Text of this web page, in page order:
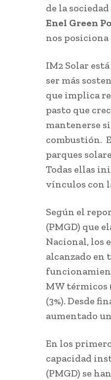
de la
Enel Green
nos posiciona
IM2 Solar
ser más
que implica
pasto que
mantenerse
combustión.
parques
Todas ellas
vínculos con
Según el
(PMGD) que
Nacional, los
alcanzado en
MW térmicos
(3%). Desde
aumentado un
En los
capacidad
(PMGD) se